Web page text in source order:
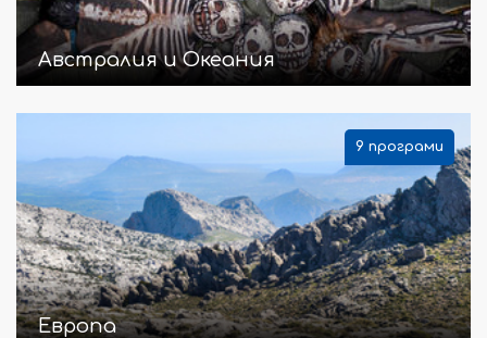
Австралия и Океания
9 програми
Европа